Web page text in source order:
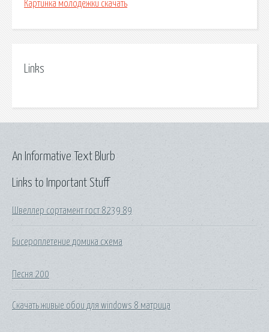
Картинка молодежки скачать
Links
Links to Important Stuff
Швеллер сортамент гост 8239 89
Бисероплетение домика схема
Песня 200
Скачать живые обои для windows 8 матрица
An Informative Text Blurb